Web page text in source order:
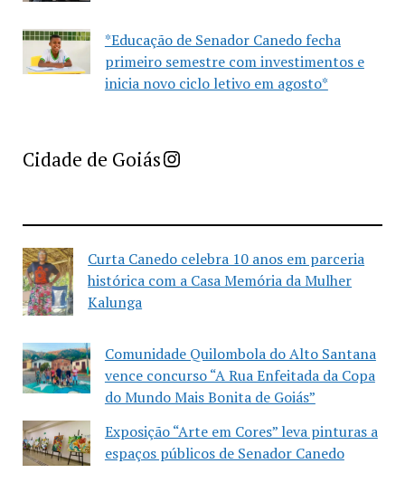
*Educação de Senador Canedo fecha
primeiro semestre com investimentos e
inicia novo ciclo letivo em agosto*
Cidade de GoiásImprensa Criativa da Cidade de Goiás
Curta Canedo celebra 10 anos em parceria
histórica com a Casa Memória da Mulher
Kalunga
Comunidade Quilombola do Alto Santana
vence concurso “A Rua Enfeitada da Copa
do Mundo Mais Bonita de Goiás”
Exposição “Arte em Cores” leva pinturas a
espaços públicos de Senador Canedo